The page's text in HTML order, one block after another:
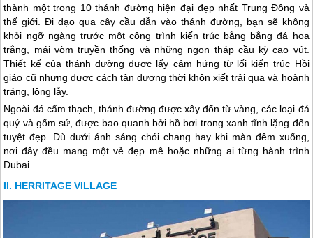
thành một trong 10 thánh đường hiện đại đẹp nhất Trung Đông và
thế giới. Đi dạo qua cây cầu dẫn vào thánh đường, bạn sẽ không
khỏi ngỡ ngàng trước một công trình kiến trúc bằng bằng đá hoa
trắng, mái vòm truyền thống và những ngọn tháp cầu kỳ cao vút.
Thiết kế của thánh đường được lấy cảm hứng từ lối kiến trúc Hồi
giáo cũ nhưng được cách tân đương thời khôn xiết trải qua và hoành
tráng, lộng lẫy.
Ngoài đá cẩm thạch, thánh đường được xây đốn từ vàng, các loại đá
quý và gốm sứ, được bao quanh bởi hồ bơi trong xanh tĩnh lặng đến
tuyệt đẹp. Dù dưới ánh sáng chói chang hay khi màn đêm xuống,
nơi đây đều mang một vẻ đẹp mê hoặc những ai từng hành trình
Dubai
HERRITAGE VILLAGE